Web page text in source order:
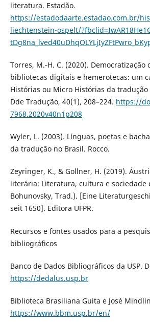
literatura. Estadão.
https://estadodaarte.estadao.com.br/
liechtenstein-ospelt/
Torres, M.‑H. C. (2020). Democratização
bibliotecas digitais e hemerotecas: um
Histórias ou Micro Histórias da tradução
Dde Tradução, 40(1), 208–224. https://
7968.2020v40n1p208
Wyler, L. (2003). Línguas, poetas e
da tradução no Brasil. Rocco.
Zeyringer, K., & Gollner, H. (2019).
literária: Literatura, cultura e sociedade
Bohunovsky, Trad.). [Eine
seit 1650]. Editora UFPR.
Recursos e fontes usados para a
bibliográficos
Banco de Dados Bibliográficos da USP.
https://dedalus.usp.br
Biblioteca Brasiliana Guita e José
https://www.bbm.usp.br/en/